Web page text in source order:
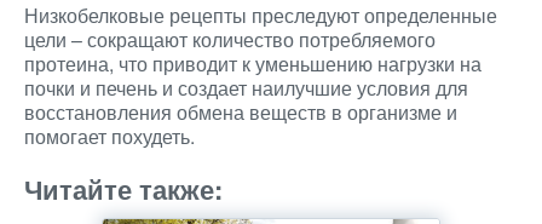
Низкобелковые рецепты преследуют определенные
цели – сокращают количество потребляемого
протеина, что приводит к уменьшению нагрузки на
почки и печень и создает наилучшие условия для
восстановления обмена веществ в организме и
помогает похудеть.
Читайте также: